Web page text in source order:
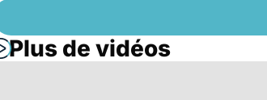
Plus de vidéos